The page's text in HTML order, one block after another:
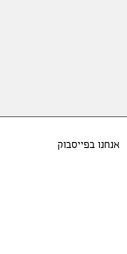
אנחנו בפייסבוק